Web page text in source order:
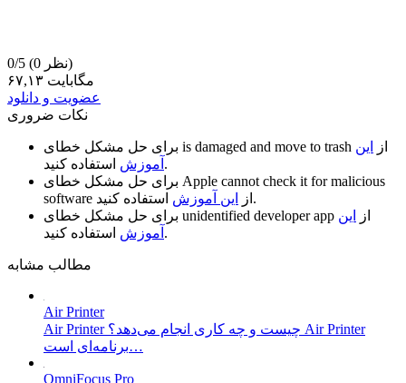
0/5
(0 نظر)
۶۷,۱۳ مگابایت
عضویت و دانلود
نکات ضروری
is damaged and move to trash از
این
آموزش استفاده کنید.
Apple cannot check it for malicious
software
از این آموزش
استفاده کنید.
unidentified developer app از
این
آموزش استفاده کنید.
مطالب مشابه
Air Printer
Air Printer چیست و چه کاری انجام می‌دهد؟ Air Printer
برنامه‌ای است…
OmniFocus Pro